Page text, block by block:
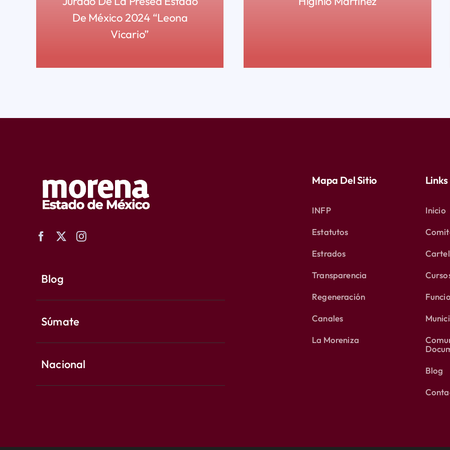
De México 2024 “Leona
Vicario”
Blog
Súmate
Nacional
Mapa Del Sitio
INFP
Estatutos
Estrados
Transparencia
Regeneración
Canales
La Moreniza
Links
Inicio
Blog